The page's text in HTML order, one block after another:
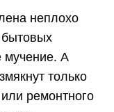
неплохо
мучение. А
только
ремонтного